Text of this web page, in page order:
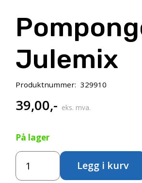
Julemix
Produktnummer: 329910
39,00,- eks. mva.
På lager
Pomponger
Julemix
Legg i kurv